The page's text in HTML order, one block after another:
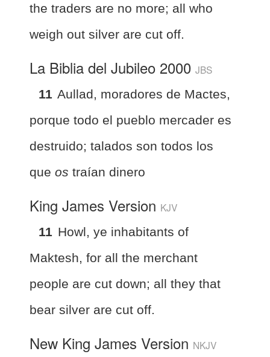
the traders are no more; all who
weigh out silver are cut off.
La Biblia del Jubileo 2000 JBS
11 Aullad, moradores de Mactes,
porque todo el pueblo mercader es
destruido; talados son todos los
que os traían dinero
King James Version KJV
11 Howl, ye inhabitants of
Maktesh, for all the merchant
people are cut down; all they that
bear silver are cut off.
New King James Version NKJV